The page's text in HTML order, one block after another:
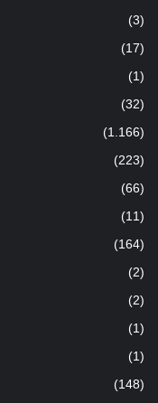
(3)
(17)
(1)
(32)
(1.166)
(223)
(66)
(11)
(164)
(2)
(2)
(1)
(1)
(148)